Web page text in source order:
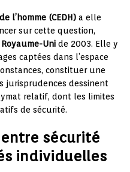
l’homme (CEDH) a elle
sur cette question,
Royaume-Uni de 2003. Elle y
captées dans l’espace
constituer une
jurisprudences dessinent
relatif, dont les limites
de sécurité.
sécurité
individuelles